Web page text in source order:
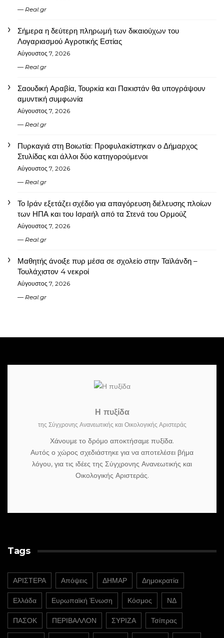
Real.gr
Σήμερα η δεύτερη πληρωμή των δικαιούχων του
Λογαριασμού Αγροτικής Εστίας
Αύγουστος 7, 2026
Real.gr
Σαουδική Αραβία, Τουρκία και Πακιστάν θα υπογράψουν
αμυντική συμφωνία
Αύγουστος 7, 2026
Real.gr
Πυρκαγιά στη Βοιωτία: Προφυλακίστηκαν ο Δήμαρχος
Στυλίδας και άλλοι δύο κατηγορούμενοι
Αύγουστος 7, 2026
Real.gr
Το Ιράν εξετάζει σχέδιο για απαγόρευση διέλευσης πλοίων
των ΗΠΑ και του Ισραήλ από τα Στενά του Ορμούζ
Αύγουστος 7, 2026
Real.gr
Μαθητής άνοιξε πυρ μέσα σε σχολείο στην Ταϊλάνδη –
Τουλάχιστον 4 νεκροί
Αύγουστος 7, 2026
Real.gr
Η πυξίδα
της Σύγχρονης Ανανεωτικής και Οικολογικής Αριστεράς
Χάνουμε το δρόμο αποκτήσαμε πυξίδα.
Αυτός ο χώρος σχεδιάστηκε για να αποτελέσει βήμα
λόγου, για τις ιδέες της Σύγχρονης Ανανεωτικής και
Οικολογικής Αριστεράς.
Tags
ΑΡΙΣΤΕΡΑ Απόψεις ΔΗΜΑΡ Δημοκρατία
Ελλάδα Ευρωπαϊκή Ένωση Κόσμος ΝΔ
ΠΑΣΟΚ ΠΕΡΙΒΑΛΛΟΝ ΣΥΡΙΖΑ Τσίπρας